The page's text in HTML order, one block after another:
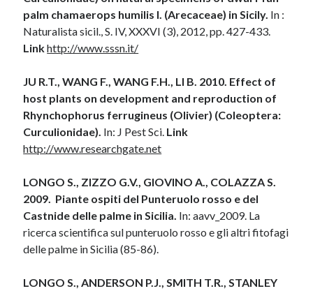
palm chamaerops humilis l. (Arecaceae) in Sicily. In :
Naturalista sicil., S. IV, XXXVI (3), 2012, pp. 427-433.
Linkhttp://www.sssn.it/
JU R.T., WANG F., WANG F.H., LI B. 2010. Effect of
host plants on development and reproduction of
Rhynchophorus ferrugineus (Olivier) (Coleoptera:
Curculionidae). In: J Pest Sci. Link
http://www.researchgate.net
LONGO S., ZIZZO G.V., GIOVINO A., COLAZZA S.
2009. Piante ospiti del Punteruolo rosso e del
Castnide delle palme in Sicilia. In: aavv_2009. La
ricerca scientifica sul punteruolo rosso e gli altri fitofagi
delle palme in Sicilia (85-86).
LONGO S., ANDERSON P.J., SMITH T.R., STANLEY